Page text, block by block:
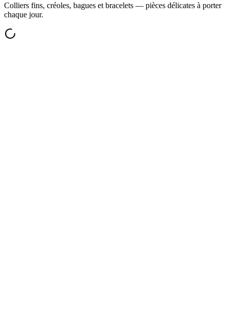
Colliers fins, créoles, bagues et bracelets — pièces délicates à porter
chaque jour.